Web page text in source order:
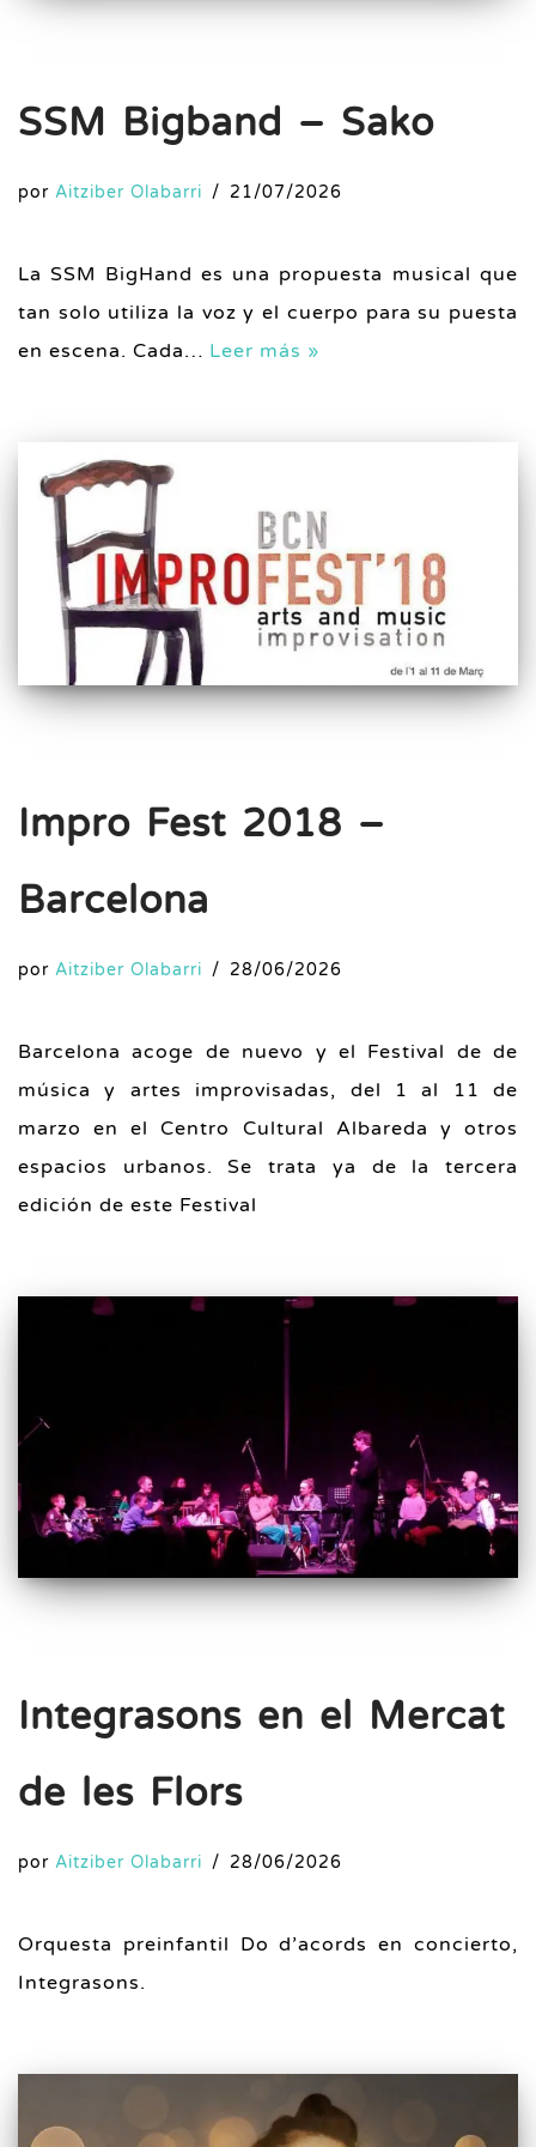
SSM Bigband – Sako
por Aitziber Olabarri 21/07/2026
La SSM BigHand es una propuesta musical que
tan solo utiliza la voz y el cuerpo para su puesta
en escena. Cada… Leer más »
Impro Fest 2018 –
Barcelona
por Aitziber Olabarri 28/06/2026
Barcelona acoge de nuevo y el Festival de de
música y artes improvisadas, del 1 al 11 de
marzo en el Centro Cultural Albareda y otros
espacios urbanos. Se trata ya de la tercera
edición de este Festival
Integrasons en el Mercat
de les Flors
por Aitziber Olabarri 28/06/2026
Orquesta preinfantil Do d’acords en concierto,
Integrasons.